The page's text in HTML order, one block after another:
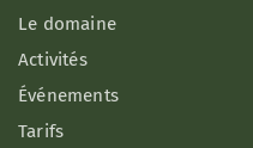
Le domaine
Activités
Événements
Tarifs